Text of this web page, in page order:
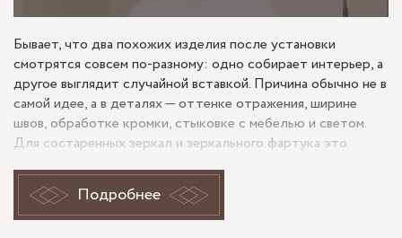
Бывает, что два похожих изделия после установки
смотрятся совсем по-разному: одно собирает интерьер, а
другое выглядит случайной вставкой. Причина обычно не в
самой идее, а в деталях — оттенке отражения, ширине
швов, обработке кромки, стыковке с мебелью и светом.
Для состаренных зеркал и зеркального фартука это
функция, но и то, как поверхность ведет себя рядом с
фасадами, столешницей и отделкой.
Подробнее